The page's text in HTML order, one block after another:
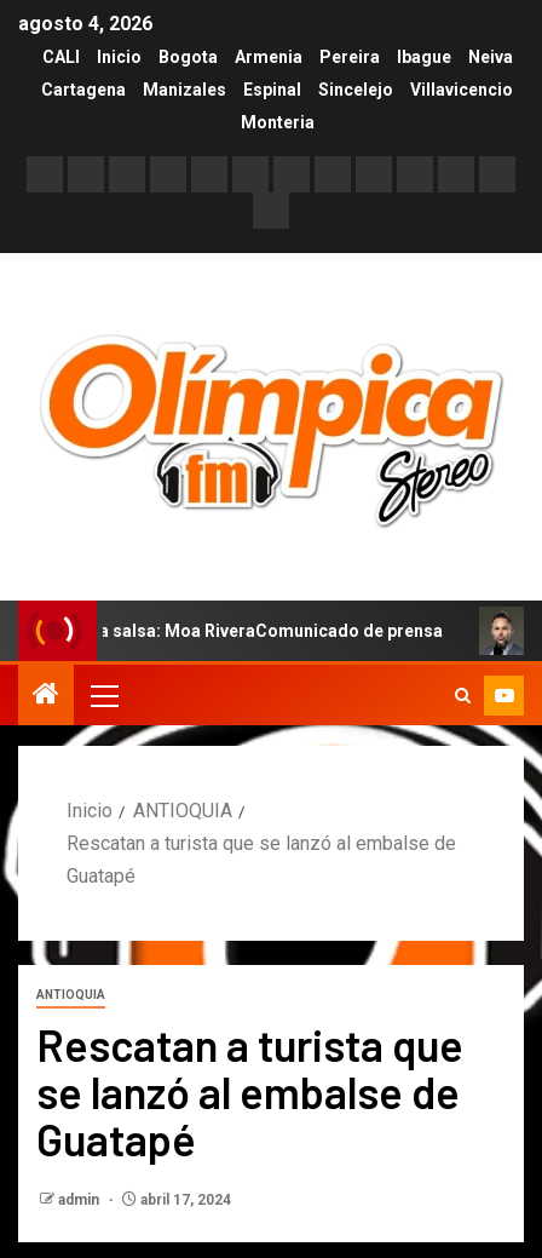
agosto 4, 2026
CALI Inicio Bogota Armenia Pereira Ibague
Neiva
Cartagena
Manizales Espinal Sincelejo
Villavicencio
Monteria
salsa: Moa RiveraComunicado de prensa MARCOS
Inicio
ANTIOQUIA
Rescatan a turista que se lanzó al embalse de
Guatapé
ANTIOQUIA
Rescatan a turista que
se lanzó al embalse de
Guatapé
admin abril 17, 2024